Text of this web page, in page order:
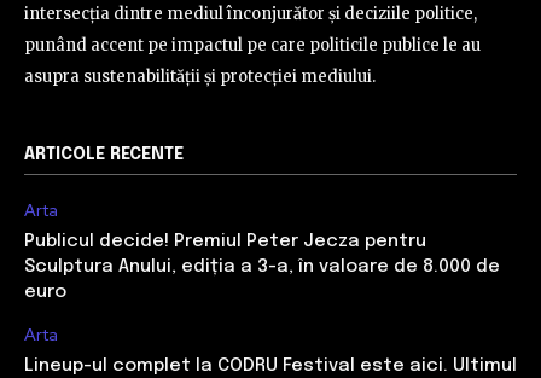
intersecția dintre mediul înconjurător și deciziile politice,
punând accent pe impactul pe care politicile publice le au
asupra sustenabilității și protecției mediului.
ARTICOLE RECENTE
Arta
Publicul decide! Premiul Peter Jecza pentru
Sculptura Anului, ediția a 3-a, în valoare de 8.000 de
euro
Arta
Lineup-ul complet la CODRU Festival este aici. Ultimul